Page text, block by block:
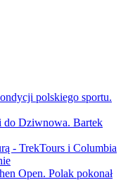
polskiego sportu.
do Dziwnowa. Bartek
- TrekTours i Columbia
Open. Polak pokonał